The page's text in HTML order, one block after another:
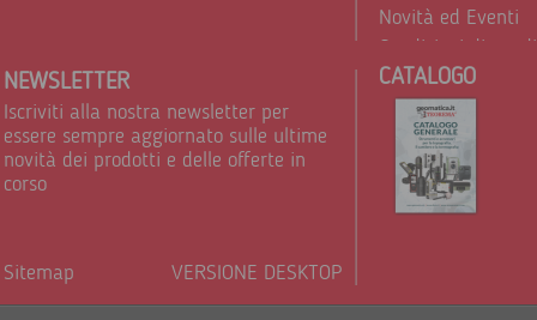
Novità ed Eventi
Condizioni di
Trattamento dei
NEWSLETTER
Iscriviti alla nostra newsletter per
essere sempre aggiornato sulle ultime
novità dei prodotti e delle offerte in
corso
Sitemap VERSIONE DESKTOP
CATALOGO